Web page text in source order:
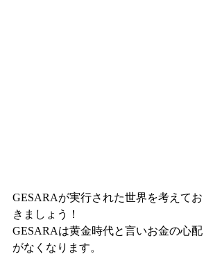
GESARAが実行された世界を考えてお
きましょう！
GESARAは黄金時代と言いお金の心配
がなくなります。